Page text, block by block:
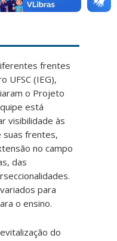
frentes
UFSC (IEG),
o Projeto
está
visibilidade às
frentes,
no campo
das
para
o ensino.
do